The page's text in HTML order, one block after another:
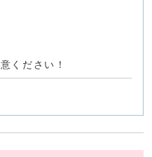
ください！